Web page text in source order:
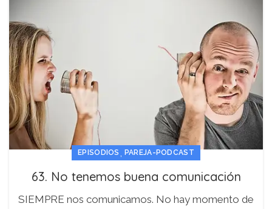
EPISODIOS , PAREJA-PODCAST
63. No tenemos buena comunicación
SIEMPRE nos comunicamos. No hay momento de